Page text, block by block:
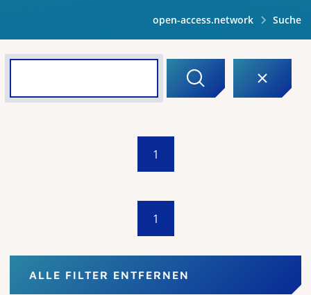
open-access.network Suche
1
1
ALLE FILTER ENTFERNEN